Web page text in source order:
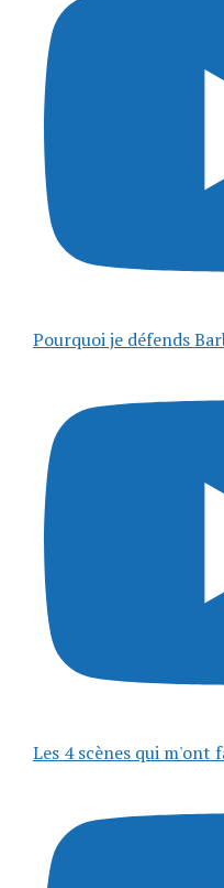
Pourquoi je défends
Les 4 scènes qui m'ont